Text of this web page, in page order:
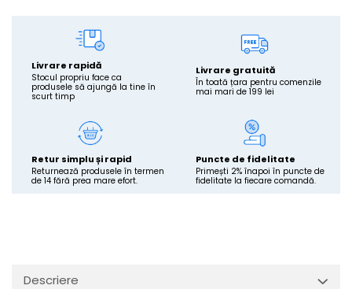
Livrare rapidă
Stocul propriu face ca
produsele să ajungă la tine în
scurt timp
Livrare gratuită
În toată țara pentru comenzile
mai mari de 199 lei
Retur simplu și rapid
Returnează produsele în termen
de 14 fără prea mare efort.
Puncte de fidelitate
Primești 2% înapoi în puncte de
fidelitate la fiecare comandă.
Descriere